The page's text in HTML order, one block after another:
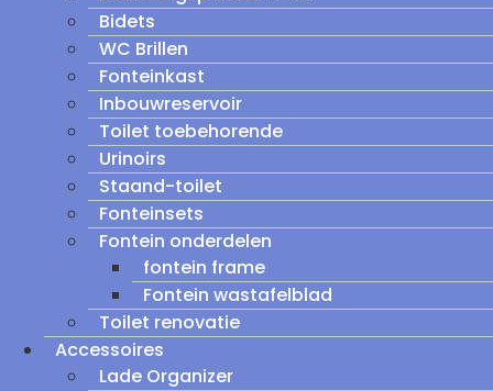
Bidets
WC Brillen
Fonteinkast
Inbouwreservoir
Toilet toebehorende
Urinoirs
Staand-toilet
Fonteinsets
Fontein onderdelen
fontein frame
Fontein wastafelblad
Toilet renovatie
Accessoires
Lade Organizer